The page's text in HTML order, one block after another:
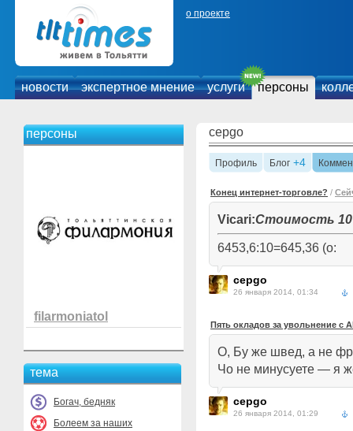
о проекте
новости экспертное мнение услуги персоны
персоны
filarmoniatol
тема
Богач, бедняк
Болеем за наших
cepgo
Профиль Блог +4
Конец интернет-торговле? /
Vicari:Стоимость 10
6453,6:10=645,36 (o:
cepgo
26 января 2014, 01:34
Пять окладов за увольнение с
О, Бу же швед, а не
Чо не минусуете — я
cepgo
26 января 2014, 01:29